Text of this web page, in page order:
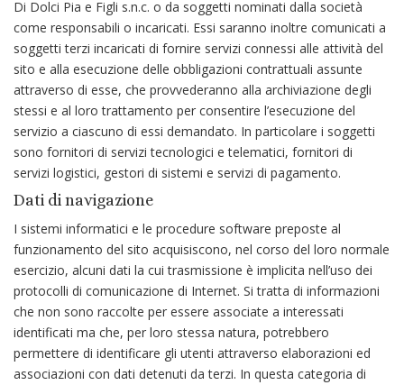
Di Dolci Pia e Figli s.n.c. o da soggetti nominati dalla società
come responsabili o incaricati. Essi saranno inoltre comunicati a
soggetti terzi incaricati di fornire servizi connessi alle attività del
sito e alla esecuzione delle obbligazioni contrattuali assunte
attraverso di esse, che provvederanno alla archiviazione degli
stessi e al loro trattamento per consentire l’esecuzione del
servizio a ciascuno di essi demandato. In particolare i soggetti
sono fornitori di servizi tecnologici e telematici, fornitori di
servizi logistici, gestori di sistemi e servizi di pagamento.
Dati di navigazione
I sistemi informatici e le procedure software preposte al
funzionamento del sito acquisiscono, nel corso del loro normale
esercizio, alcuni dati la cui trasmissione è implicita nell’uso dei
protocolli di comunicazione di Internet. Si tratta di informazioni
che non sono raccolte per essere associate a interessati
identificati ma che, per loro stessa natura, potrebbero
permettere di identificare gli utenti attraverso elaborazioni ed
associazioni con dati detenuti da terzi. In questa categoria di